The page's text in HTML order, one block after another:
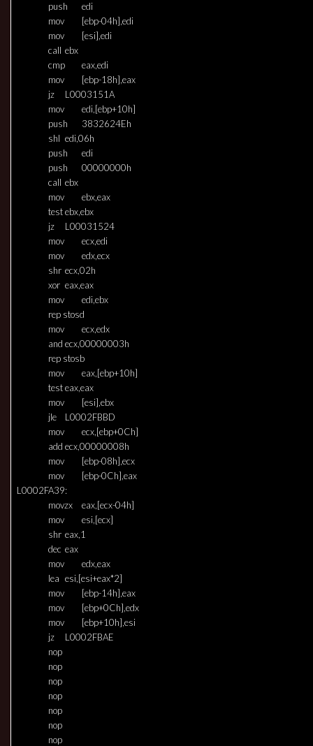
push
edi
mov
[ebp-04h],edi
mov
[esi],edi
call ebx
cmp
eax,edi
mov
[ebp-18h],eax
jz
L0003151A
mov
edi,[ebp+10h]
push
3832624Eh
shl edi,06h
push
edi
push
00000000h
call ebx
mov
ebx,eax
testebx,ebx
jz
L00031524
mov
ecx,edi
mov
edx,ecx
shr ecx,02h
xor eax,eax
mov
edi,ebx
rep stosd
mov
ecx,edx
and ecx,00000003h
rep stosb
mov
eax,[ebp+10h]
testeax,eax
mov
[esi],ebx
jle
L0002FBBD
mov
ecx,[ebp+0Ch]
add ecx,00000008h
mov
[ebp-08h],ecx
mov
[ebp-0Ch],eax
L0002FA39:
movzx
eax,[ecx-04h]
mov
esi,[ecx]
shr eax,1
dec eax
mov
edx,eax
lea esi,[esi+eax*2]
mov
[ebp-14h],eax
mov
[ebp+0Ch],edx
mov
[ebp+10h],esi
jz
L0002FBAE
nop
nop
nop
nop
nop
nop
nop